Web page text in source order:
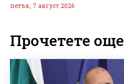
петък, 7 август 2026
Прочетете още